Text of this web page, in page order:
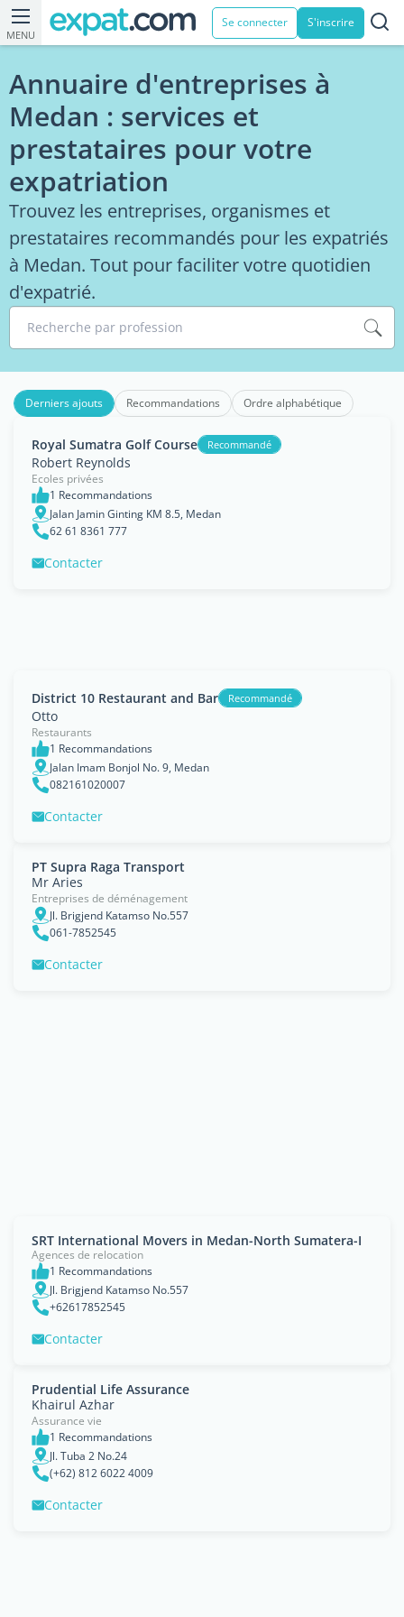
MENU
Se connecter S'inscrire
Annuaire d'entreprises à
Medan : services et
prestataires pour votre
expatriation
Trouvez les entreprises, organismes et
prestataires recommandés pour les expatriés
à Medan. Tout pour faciliter votre quotidien
d'expatrié.
Recherche par profession
Derniers ajouts Recommandations Ordre alphabétique
Royal Sumatra Golf Course Recommandé
Robert Reynolds
Ecoles privées
1 Recommandations
Jalan Jamin Ginting KM 8.5, Medan
62 61 8361 777
Contacter
District 10 Restaurant and Bar Recommandé
Otto
Restaurants
1 Recommandations
Jalan Imam Bonjol No. 9, Medan
082161020007
Contacter
PT Supra Raga Transport
Mr Aries
Entreprises de déménagement
Jl. Brigjend Katamso No.557
061-7852545
Contacter
SRT International Movers in Medan-North Sumatera-I
Agences de relocation
1 Recommandations
Jl. Brigjend Katamso No.557
+62617852545
Contacter
Prudential Life Assurance
Khairul Azhar
Assurance vie
1 Recommandations
Jl. Tuba 2 No.24
(+62) 812 6022 4009
Contacter